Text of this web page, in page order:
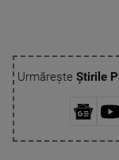
Urmărește Știrile